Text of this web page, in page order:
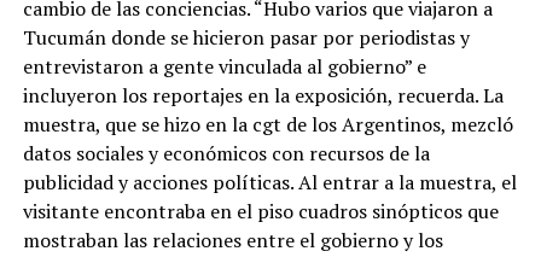
cambio de las conciencias. “Hubo varios que viajaron a
Tucumán donde se hicieron pasar por periodistas y
entrevistaron a gente vinculada al gobierno” e
incluyeron los reportajes en la exposición, recuerda. La
muestra, que se hizo en la cgt de los Argentinos, mezcló
datos sociales y económicos con recursos de la
publicidad y acciones políticas. Al entrar a la muestra, el
visitante encontraba en el piso cuadros sinópticos que
mostraban las relaciones entre el gobierno y los